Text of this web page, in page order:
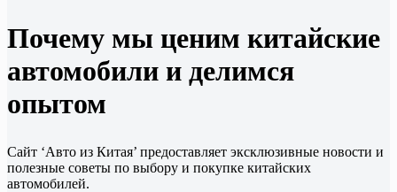
Почему мы ценим китайские
автомобили и делимся
опытом
Сайт ‘Авто из Китая’ предоставляет эксклюзивные новости и
полезные советы по выбору и покупке китайских
автомобилей.